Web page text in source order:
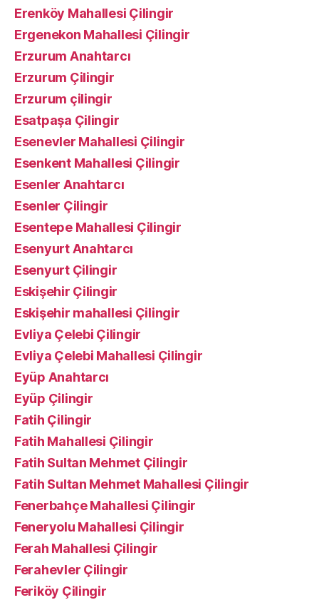
Erenköy Mahallesi Çilingir
Ergenekon Mahallesi Çilingir
Erzurum Anahtarcı
Erzurum Çilingir
Erzurum çilingir
Esatpaşa Çilingir
Esenevler Mahallesi Çilingir
Esenkent Mahallesi Çilingir
Esenler Anahtarcı
Esenler Çilingir
Esentepe Mahallesi Çilingir
Esenyurt Anahtarcı
Esenyurt Çilingir
Eskişehir Çilingir
Eskişehir mahallesi Çilingir
Evliya Çelebi Çilingir
Evliya Çelebi Mahallesi Çilingir
Eyüp Anahtarcı
Eyüp Çilingir
Fatih Çilingir
Fatih Mahallesi Çilingir
Fatih Sultan Mehmet Çilingir
Fatih Sultan Mehmet Mahallesi Çilingir
Fenerbahçe Mahallesi Çilingir
Feneryolu Mahallesi Çilingir
Ferah Mahallesi Çilingir
Ferahevler Çilingir
Feriköy Çilingir